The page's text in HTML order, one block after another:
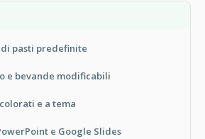
pasti predefinite
e bevande modificabili
e a tema
e Google Slides